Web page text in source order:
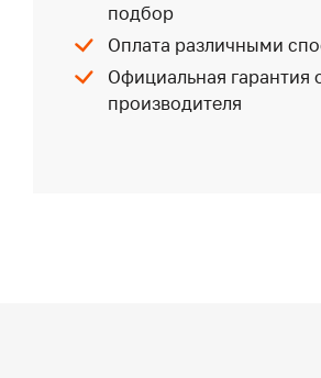
подбор
Оплата различными
Официальная гарантия
производителя